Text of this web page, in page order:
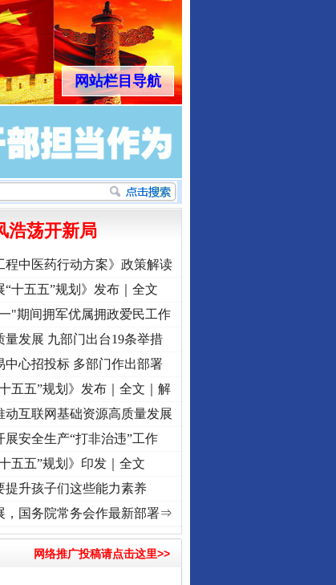
网站栏目导航
丨红船起航处 潮起..·[视频] 一首歌的时间，读懂乐至的“诗与远方”
浩荡开新局
程中医药行动方案》政策解读
“十五五”规划》发布｜全文
"期间拥军优属拥政爱民工作
量发展 九部门出台19条举措
中心招投标 多部门作出部署
五五”规划》发布｜全文｜解
动互联网基础资源高质量发展
展安全生产“打非治违”工作
五五”规划》印发｜全文
提升孩子们这些能力素养
，国务院常务会作最新部署⇒
网络推广投稿请点击这里>>